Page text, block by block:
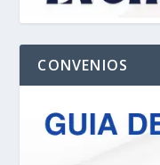
CONVENIOS